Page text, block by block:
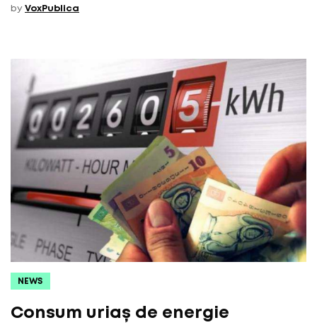
by VoxPublica
NEWS
Consum uriaș de energie